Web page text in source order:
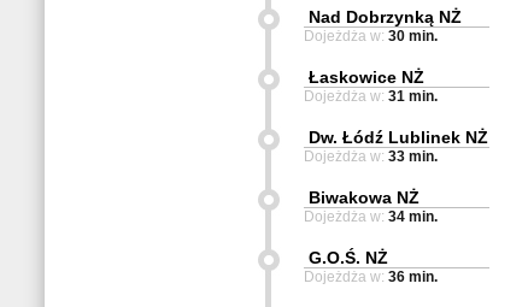
Nad Dobrzynką NŻ
Dojeżdża w: 30 min.
Łaskowice NŻ
Dojeżdża w: 31 min.
Dw. Łódź Lublinek NŻ
Dojeżdża w: 33 min.
Biwakowa NŻ
Dojeżdża w: 34 min.
G.O.Ś. NŻ
Dojeżdża w: 36 min.